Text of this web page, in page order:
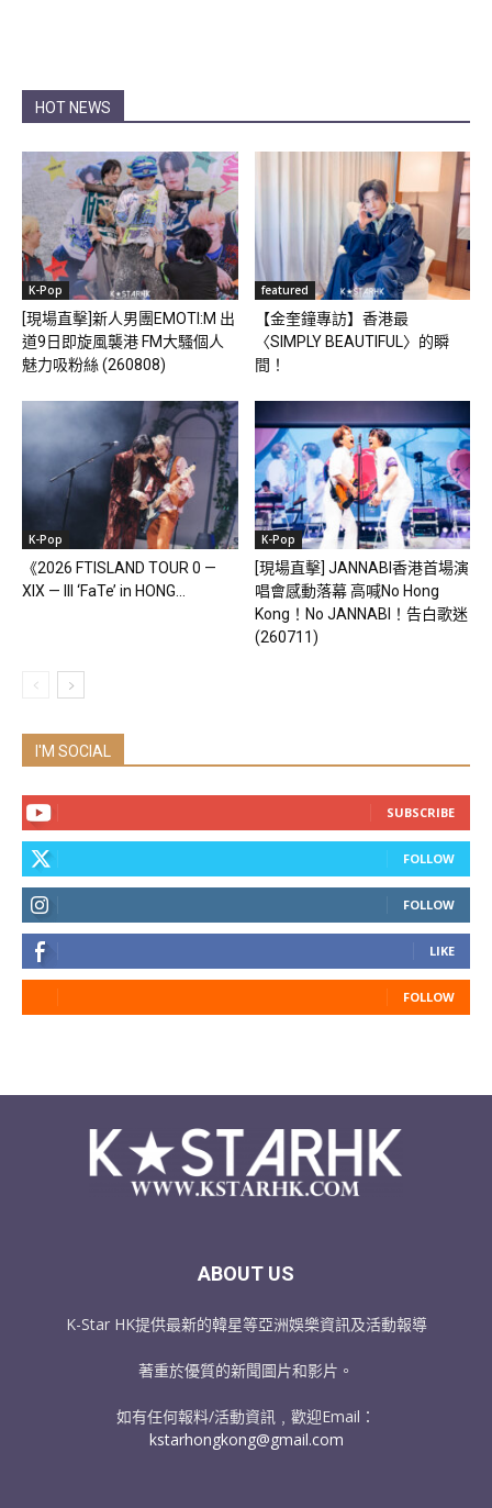
HOT NEWS
K-Pop
[現場直擊]新人男團EMOTI:M 出
道9日即旋風襲港 FM大騷個人
魅力吸粉絲 (260808)
featured
【金奎鐘專訪】香港最
〈SIMPLY BEAUTIFUL〉的瞬
間！
K-Pop
《2026 FTISLAND TOUR 0 —
XIX — III ‘FaTe’ in HONG...
K-Pop
[現場直擊] JANNABI香港首場演
唱會感動落幕 高喊No Hong
Kong！No JANNABI！告白歌迷
(260711)
I'M SOCIAL
SUBSCRIBE
FOLLOW
FOLLOW
LIKE
FOLLOW
ABOUT US
K-Star HK提供最新的韓星等亞洲娛樂資訊及活動報導
著重於優質的新聞圖片和影片。
如有任何報料/活動資訊﹐歡迎Email：
kstarhongkong@gmail.com